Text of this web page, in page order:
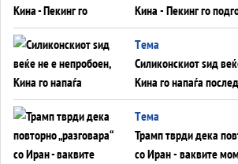
Кина - Пекинг го
американска
Tема
Силиконскиот ѕид
Кина го напаѓа
монопол на Западот?
Tема
Трамп тврди дека
со Иран - ваквите